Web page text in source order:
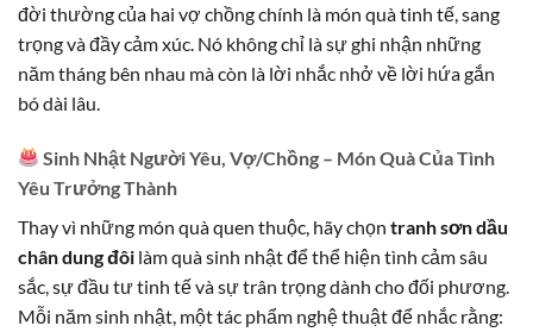
đời thường của hai vợ chồng chính là món quà tinh tế, sang
trọng và đầy cảm xúc. Nó không chỉ là sự ghi nhận những
năm tháng bên nhau mà còn là lời nhắc nhở về lời hứa gắn
bó dài lâu.
Sinh Nhật Người Yêu, Vợ/Chồng – Món Quà Của Tình
Yêu Trưởng Thành
Thay vì những món quà quen thuộc, hãy chọn tranh sơn dầu
chân dung đôi làm quà sinh nhật để thể hiện tình cảm sâu
sắc, sự đầu tư tinh tế và sự trân trọng dành cho đối phương.
Mỗi năm sinh nhật, một tác phẩm nghệ thuật để nhắc rằng: